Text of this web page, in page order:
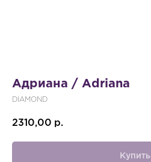
Адриана / Adriana
DIAMOND
2310,00 р.
Купить